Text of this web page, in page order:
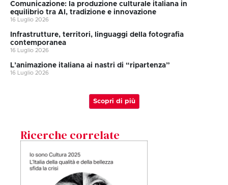
Comunicazione: la produzione culturale italiana in
equilibrio tra AI, tradizione e innovazione
16 Luglio 2026
Infrastrutture, territori, linguaggi della fotografia
contemporanea
16 Luglio 2026
L’animazione italiana ai nastri di “ripartenza”
16 Luglio 2026
Scopri di più
Ricerche correlate